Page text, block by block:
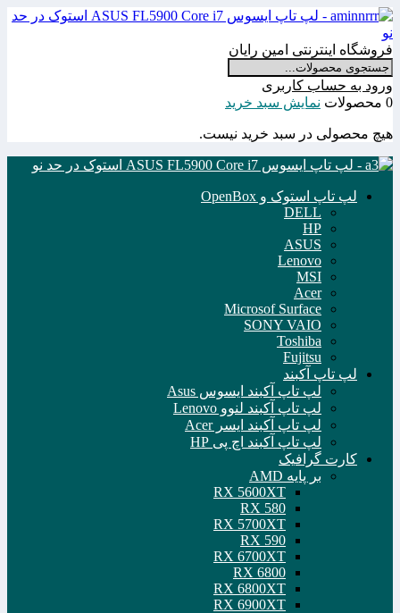
فروشگاه اینترنتی امین رایان
ورود به حساب کاربری
0 محصولات
نمایش سبد خرید
هیچ محصولی در سبد خرید نیست.
لپ تاپ استوک و OpenBox
DELL
HP
ASUS
Lenovo
MSI
Acer
Microsof Surface
SONY VAIO
Toshiba
Fujitsu
لپ تاپ آکبند
لپ تاپ آکبند ایسوس Asus
لپ تاپ آکبند لنوو Lenovo
لپ تاپ آکبند ایسر Acer
لپ تاپ آکبند اچ پی HP
کارت گرافیک
بر پایه AMD
RX 5600XT
RX 580
RX 5700XT
RX 590
RX 6700XT
RX 6800
RX 6800XT
RX 6900XT